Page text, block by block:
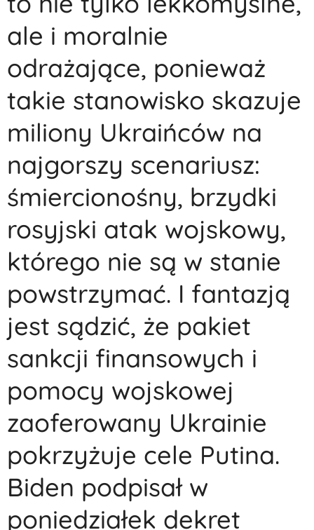
ale i moralnie
odrażające, ponieważ
takie stanowisko skazuje
miliony Ukraińców na
najgorszy scenariusz:
śmiercionośny, brzydki
rosyjski atak wojskowy,
którego nie są w stanie
powstrzymać. I fantazją
jest sądzić, że pakiet
sankcji finansowych i
pomocy wojskowej
zaoferowany Ukrainie
pokrzyżuje cele Putina.
Biden podpisał w
poniedziałek dekret